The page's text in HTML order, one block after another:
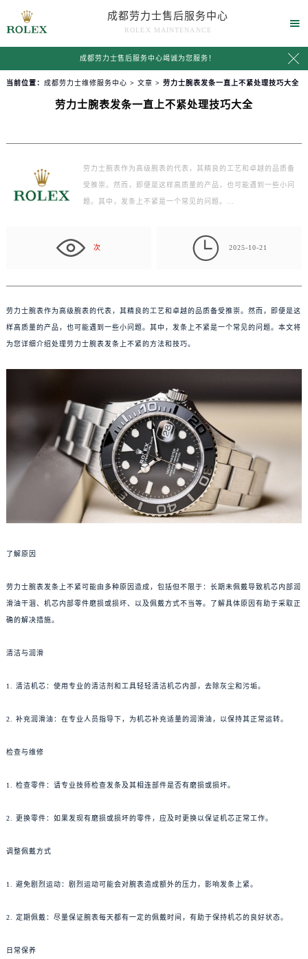
成都劳力士售后服务中心
ROLEX MAINTENANCE

成都劳力士售后服务中心竭诚为您服务！ 
当前位置： 成都劳力士维修服务中心 > 文章 > 劳力士腕表发条一直上不紧处理技巧大全
劳力士腕表发条一直上不紧处理技巧大全
劳力士腕表作为高级腕表的代表，其精良的工艺和卓越的品质备
受推崇。然而，即便是这样高质量的产品，也可能遇到一些小问
题。其中，发条上不紧是一个常见的问题。…
次  2025-10-21
劳力士腕表作为高级腕表的代表，其精良的工艺和卓越的品质备受推崇。然而，即便是这
样高质量的产品，也可能遇到一些小问题。其中，发条上不紧是一个常见的问题。本文将
为您详细介绍处理劳力士腕表发条上不紧的方法和技巧。
了解原因
劳力士腕表发条上不紧可能由多种原因造成，包括但不限于：长期未佩戴导致机芯内部润
滑油干涸、机芯内部零件磨损或损坏、以及佩戴方式不当等。了解具体原因有助于采取正
确的解决措施。
清洁与润滑
1. 清洁机芯：使用专业的清洁剂和工具轻轻清洁机芯内部，去除灰尘和污垢。
2. 补充润滑油：在专业人员指导下，为机芯补充适量的润滑油，以保持其正常运转。
检查与维修
1. 检查零件：请专业技师检查发条及其相连部件是否有磨损或损坏。
2. 更换零件：如果发现有磨损或损坏的零件，应及时更换以保证机芯正常工作。
调整佩戴方式
1. 避免剧烈运动：剧烈运动可能会对腕表造成额外的压力，影响发条上紧。
2. 定期佩戴：尽量保证腕表每天都有一定的佩戴时间，有助于保持机芯的良好状态。
日常保养